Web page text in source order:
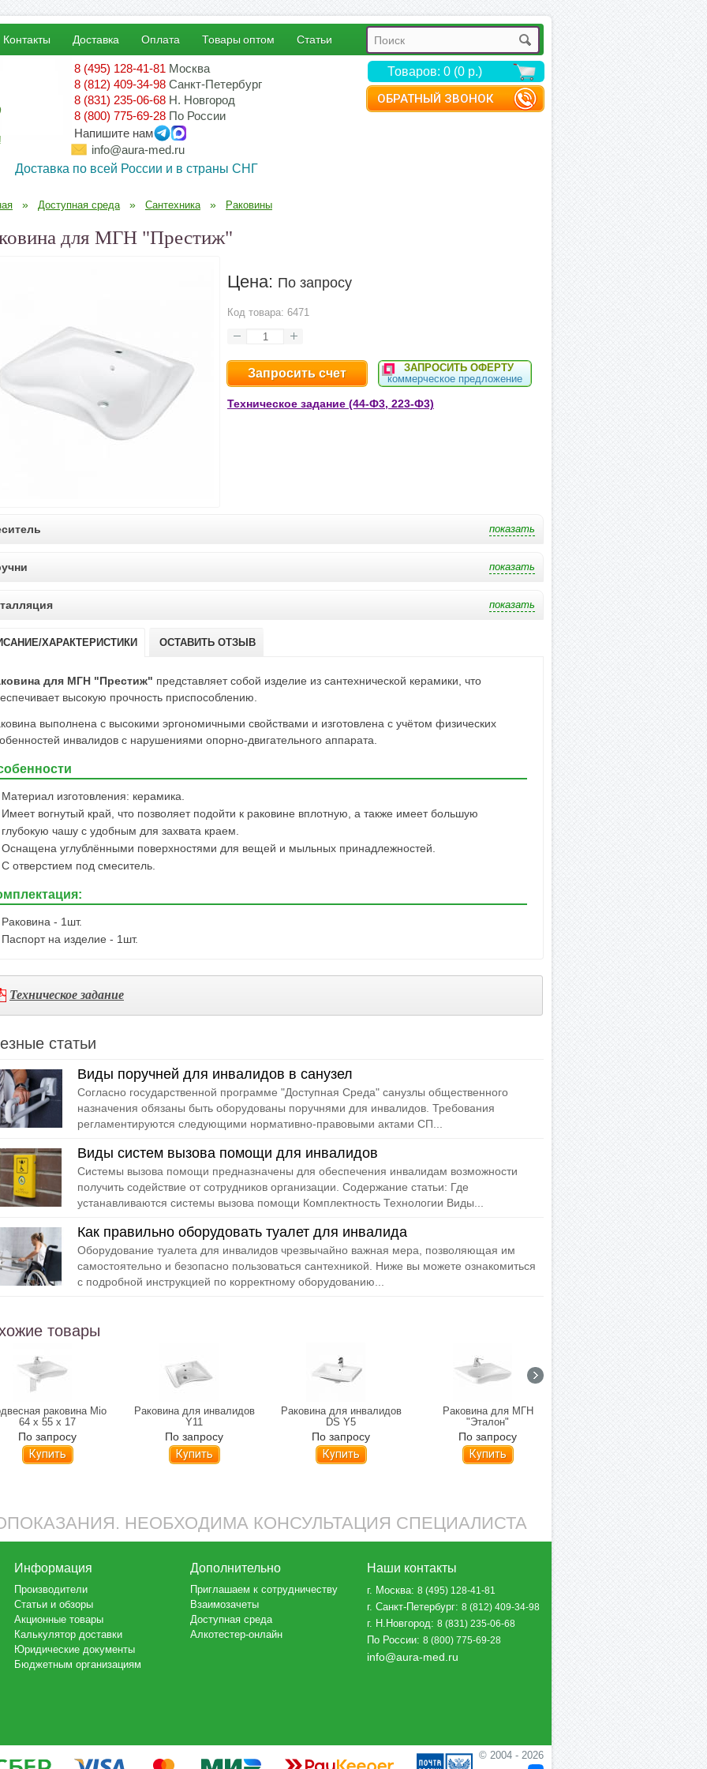
ОБРАТНЫЙ ЗВОНОК
Контакты Доставка Оплата Товары оптом Статьи
8 (495) 128-41-81 Москва
8 (812) 409-34-98 Санкт-Петербург
8 (831) 235-06-68 Н. Новгород
8 (800) 775-69-28 По России
Напишите нам
info@aura-med.ru
Доставка по всей России и в страны СНГ
Товаров: 0 (0 р.)
» Доступная среда » Сантехника » Раковины
для МГН "Престиж"
Цена: По запросу
Код товара: 6471
Запросить счет
ЗАПРОСИТЬ ОФЕРТУ
коммерческое предложение
Техническое задание (44-Ф3, 223-Ф3)
ХАРАКТЕРИСТИКИ ОСТАВИТЬ ОТЗЫВ
для МГН "Престиж" представляет собой изделие из сантехнической керамики, что
высокую прочность приспособлению.
выполнена с высокими эргономичными свойствами и изготовлена с учётом физических
инвалидов с нарушениями опорно-двигательного аппарата.
Материал изготовления: керамика.
Имеет вогнутый край, что позволяет подойти к раковине вплотную, а также имеет большую
глубокую чашу с удобным для захвата краем.
Оснащена углублёнными поверхностями для вещей и мыльных принадлежностей.
С отверстием под смеситель.
Раковина - 1шт.
Паспорт на изделие - 1шт.
Техническое задание
статьи
Виды поручней для инвалидов в санузел
Согласно государственной программе "Доступная Среда" санузлы общественного
назначения обязаны быть оборудованы поручнями для инвалидов. Требования
регламентируются следующими нормативно-правовыми актами СП...
Виды систем вызова помощи для инвалидов
Системы вызова помощи предназначены для обеспечения инвалидам возможности
получить содействие от сотрудников организации. Содержание статьи: Где
устанавливаются системы вызова помощи Комплектность Технологии Виды...
Как правильно оборудовать туалет для инвалида
Оборудование туалета для инвалидов чрезвычайно важная мера, позволяющая им
самостоятельно и безопасно пользоваться сантехникой. Ниже вы можете ознакомиться
с подробной инструкцией по корректному оборудованию...
товары
раковина Mio
64 х 55 х 17
По запросу
Купить
Раковина для инвалидов
Y11
По запросу
Купить
Раковина для инвалидов
DS Y5
По запросу
Купить
Раковина для МГН
"Эталон"
По запросу
Купить
НЕОБХОДИМА КОНСУЛЬТАЦИЯ СПЕЦИАЛИСТА
Информация
Производители
Статьи и обзоры
Акционные товары
Калькулятор доставки
Юридические документы
Бюджетным организациям
Дополнительно
Приглашаем к сотрудничеству
Взаимозачеты
Доступная среда
Алкотестер-онлайн
Наши контакты
г. Москва:8 (495) 128-41-81
г. Санкт-Петербург:8 (812) 409-34-98
г. Н.Новгород:8 (831) 235-06-68
По России:8 (800) 775-69-28
info@aura-med.ru
© 2004 - 2026